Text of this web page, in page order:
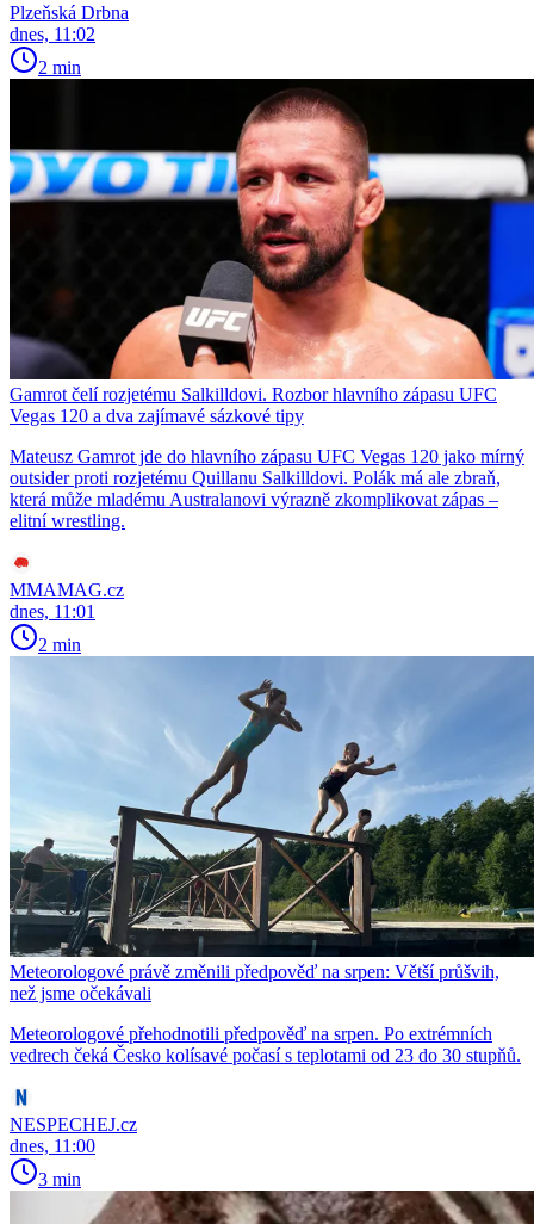
Plzeňská Drbna
dnes, 11:02
2 min
Gamrot čelí rozjetému Salkilldovi. Rozbor hlavního zápasu UFC
Vegas 120 a dva zajímavé sázkové tipy
Mateusz Gamrot jde do hlavního zápasu UFC Vegas 120 jako mírný
outsider proti rozjetému Quillanu Salkilldovi. Polák má ale zbraň,
která může mladému Australanovi výrazně zkomplikovat zápas –
elitní wrestling.
MMAMAG.cz
dnes, 11:01
2 min
Meteorologové právě změnili předpověď na srpen: Větší průšvih,
než jsme očekávali
Meteorologové přehodnotili předpověď na srpen. Po extrémních
vedrech čeká Česko kolísavé počasí s teplotami od 23 do 30 stupňů.
NESPECHEJ.cz
dnes, 11:00
3 min